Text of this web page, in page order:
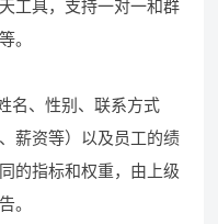
工具，支持一对一和群
。
名、性别、联系方式
薪资等）以及员工的绩
的指标和权重，由上级
。